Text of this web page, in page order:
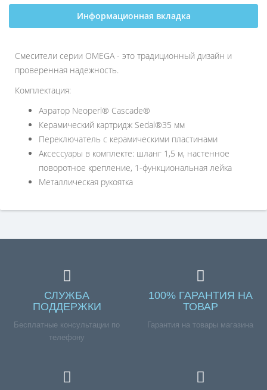
Информационная вкладка
Смесители серии OMEGA - это традиционный дизайн и
проверенная надежность.
Комплектация:
Аэратор Neoperl® Cascade®
Керамический картридж Sedal®35 мм
Переключатель с керамическими пластинами
Аксессуары в комплекте: шланг 1,5 м, настенное
поворотное крепление, 1-функциональная лейка
Металлическая рукоятка
СЛУЖБА
ПОДДЕРЖКИ
Бесплатные консультации по
телефону
100% ГАРАНТИЯ НА
ТОВАР
Гарантия на товары магазина